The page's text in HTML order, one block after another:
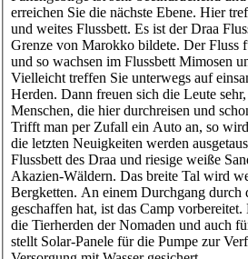
erreichen Sie die nächste Ebene. Hier
und weites Flussbett. Es ist der Draa
Grenze von Marokko bildete. Der Fluss
und so wachsen im Flussbett Mimosen
Vielleicht treffen Sie unterwegs auf
Herden. Dann freuen sich die Leute
Menschen, die hier durchreisen und
Trifft man per Zufall ein Auto an, so
die letzten Neuigkeiten werden
Flussbett des Draa und riesige weiße
Akazien-Wäldern. Das breite Tal wird
Bergketten. An einem Durchgang durch
geschaffen hat, ist das Camp
die Tierherden der Nomaden und auch
stellt Solar-Panele für die Pumpe zur